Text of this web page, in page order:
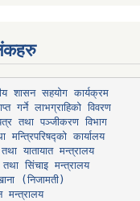
शासन सहयोग कार्यक्रम
सा.सु.भत्ता प्राप्त गर्ने लाभग्राहिको विवरण
राष्ट्रिय परिचयपत्र तथा पञ्‍जीकरण विभाग
मन्त्रिपरिषद्को कार्यालय
तथा यातायात मन्त्रालय
सिंचाइ मन्त्रालय
मन्त्रालय